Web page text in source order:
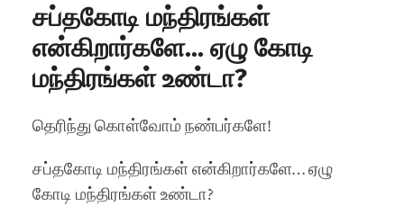
சப்தகோடி மந்திரங்கள்
என்கிறார்களே… ஏழு கோடி
மந்திரங்கள் உண்டா?
தெரிந்து கொள்வோம் நண்பர்களே!
சப்தகோடி மந்திரங்கள் என்கிறார்களே… ஏழு
கோடி மந்திரங்கள் உண்டா?